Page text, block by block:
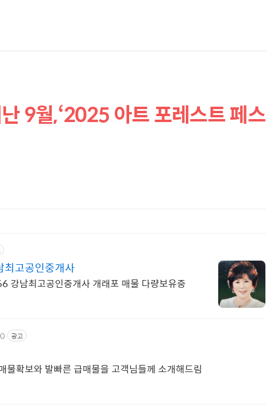
9월,‘2025 아트 포레스트 페스
최고공인중개사
개포래미안포레스트 전문 578.4466 강남최고공인중개사 개래포 매물 다량보유중
광고
물확보와 발빠른 급매물을 고객님들께 소개해드림